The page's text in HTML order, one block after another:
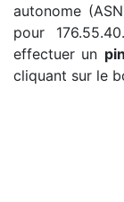
autonome
pour
effectuer un
cliquant sur le